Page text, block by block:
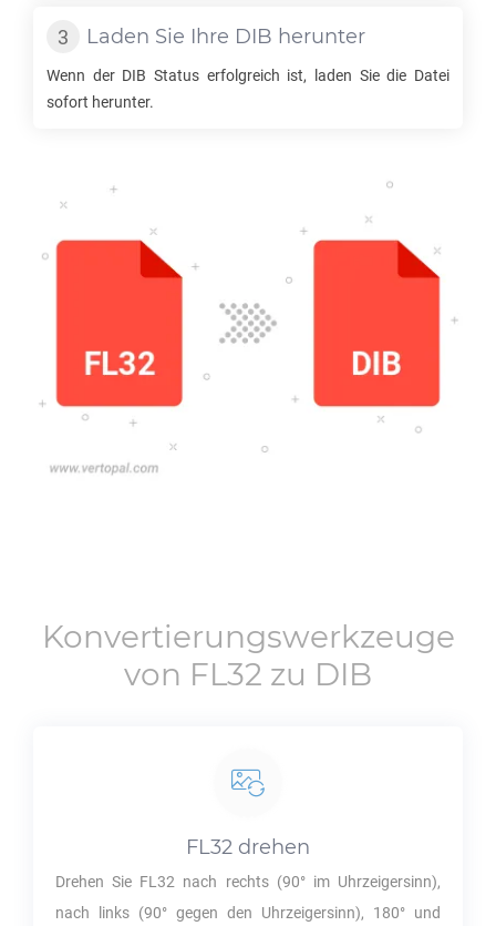
Laden Sie Ihre DIB herunter
Wenn der DIB Status erfolgreich ist, laden Sie die Datei
sofort herunter.
Konvertierungswerkzeuge
von FL32 zu DIB
FL32 drehen
Drehen Sie FL32 nach rechts (90° im Uhrzeigersinn),
nach links (90° gegen den Uhrzeigersinn), 180° und